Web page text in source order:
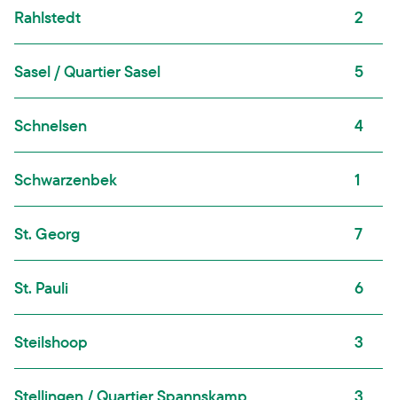
Rahlstedt 2
Sasel / Quartier Sasel 5
Schnelsen 4
Schwarzenbek 1
St. Georg 7
St. Pauli 6
Steilshoop 3
Stellingen / Quartier Spannskamp 3